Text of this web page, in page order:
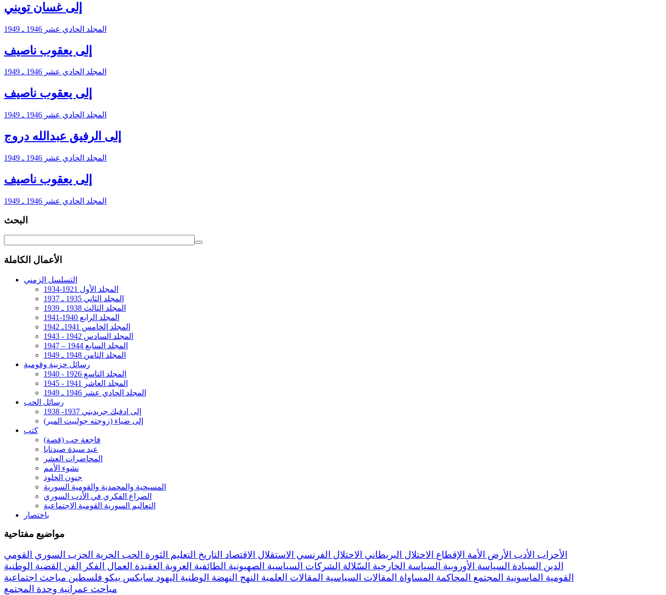
إلى غسان تويني
المجلد الحادي عشر 1946 ـ 1949
إلى يعقوب ناصيف
المجلد الحادي عشر 1946 ـ 1949
إلى يعقوب ناصيف
المجلد الحادي عشر 1946 ـ 1949
إلى الرفيق عبدالله دروج
المجلد الحادي عشر 1946 ـ 1949
إلى يعقوب ناصيف
المجلد الحادي عشر 1946 ـ 1949
البحث
الأعمال الكاملة
التسلسل الزمني
المجلد الأول 1921-1934
المجلد الثاني 1935 ـ 1937
المجلد الثالث 1938 ـ 1939
المجلد الرابع 1940-1941
المجلد الخامس 1941ـ 1942
المجلد السادس 1942 - 1943
المجلد السابع 1944 – 1947
المجلد الثامن 1948 ـ 1949
رسائل حزبية وقومية
المجلد التاسع 1926 - 1940
المجلد العاشر 1941 - 1945
المجلد الحادي عشر 1946 ـ 1949
رسائل الحب
إلى ادفيك جريديني 1937- 1938
إلى ضياء (زوجته جولييت المير)
كتب
فاجعة حب (قصة)
عيد سيدة صيدنايا
المحاضرات العشر
نشوء الأمم
جنون الخلود
المسيحية والمحمدية والقومية السورية
الصراع الفكري في الأدب السوري
التعاليم السورية القومية الاجتماعية
باختصار
مواضيع مفتاحية
الأحزاب
الأدب الأرض الأمة الإقطاع الاحتلال البريطاني الاحتلال الفرنسي الاستقلال الاقتصاد التاريخ التعليم الثورة الحب الحرية
الحزب السوري القومي
الدين
السيادة السياسة الأوروبية السياسة الخارجية السّلالة الشركات السياسية الصهيونية الطائفية العروبة العقيدة العمال الفكر الفن
القضية الوطنية
القومية
الماسونية المجتمع المحاكمة المساواة المقالات السياسية المقالات العلمية النهج النهضة الوطنية اليهود سايكس بيكو فلسطين مباحث اجتماعية
مباحث عمرانية وحدة المجتمع